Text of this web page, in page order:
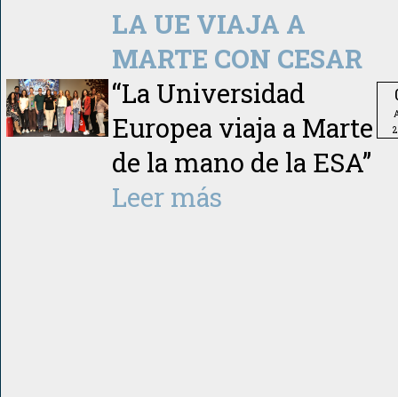
LA UE VIAJA A
MARTE CON CESAR
“La Universidad
Europea viaja a Marte
de la mano de la ESA”
Leer más